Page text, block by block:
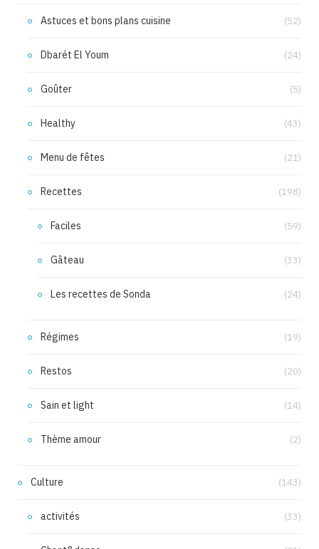
Astuces et bons plans cuisine (52)
Dbarét El Youm (24)
Goûter (5)
Healthy (43)
Menu de fêtes (21)
Recettes (198)
Faciles (59)
Gâteau (33)
Les recettes de Sonda (24)
Régimes (19)
Restos (20)
Sain et light (14)
Thème amour (2)
Culture (143)
activités (33)